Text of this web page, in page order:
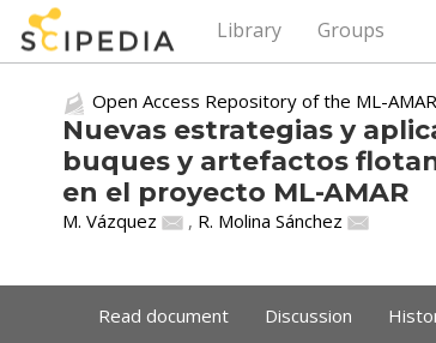
Library Groups
Open Access Repository of the ML-
Nuevas estrategias y
buques y artefactos
en el proyecto ML-AMAR
M. Vázquez , R. Molina Sánchez
Read document Discussion